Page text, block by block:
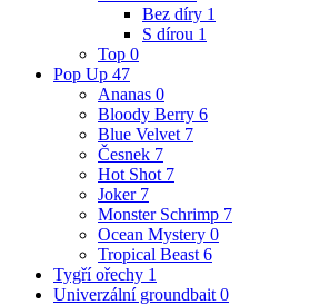
Bez díry 1
S dírou 1
Top 0
Pop Up 47
Ananas 0
Bloody Berry 6
Blue Velvet 7
Česnek 7
Hot Shot 7
Joker 7
Monster Schrimp 7
Ocean Mystery 0
Tropical Beast 6
Tygří ořechy 1
Univerzální groundbait 0